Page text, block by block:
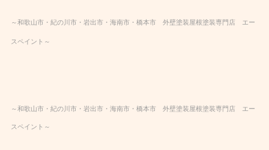
～和歌山市・紀の川市・ 岩出市・海南市・橋本市 外壁塗装屋根塗装専門店 エー
スペイント～
～和歌山市・紀の川市・岩出市・海南市・橋本市 外壁塗装屋根塗装専門店 エー
スペイント～